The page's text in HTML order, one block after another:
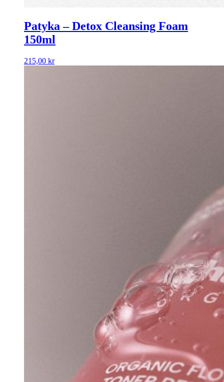
Patyka – Detox Cleansing Foam
150ml
215,00 kr